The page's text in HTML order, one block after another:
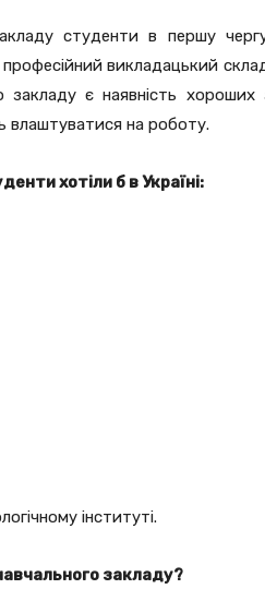
студенти в першу
викладацький
закладу є наявність
влаштуватися на роботу.
хотіли б в Україні:
інституті.
закладу?